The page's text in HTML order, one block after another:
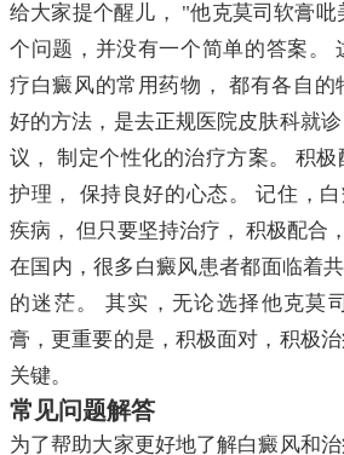
给大家提个醒儿， "他克莫司软膏
个问题，并没有一个简单的答案。
疗白癜风的常用药物， 都有各自的
好的方法，是去正规医院皮肤科就
议， 制定个性化的治疗方案。 积
护理， 保持良好的心态。 记住，
疾病， 但只要坚持治疗， 积极配合
在国内，很多白癜风患者都面临着
的迷茫。 其实，无论选择他克莫
膏，更重要的是，积极面对，积极
关键。
常见问题解答
为了帮助大家更好地了解白癜风和